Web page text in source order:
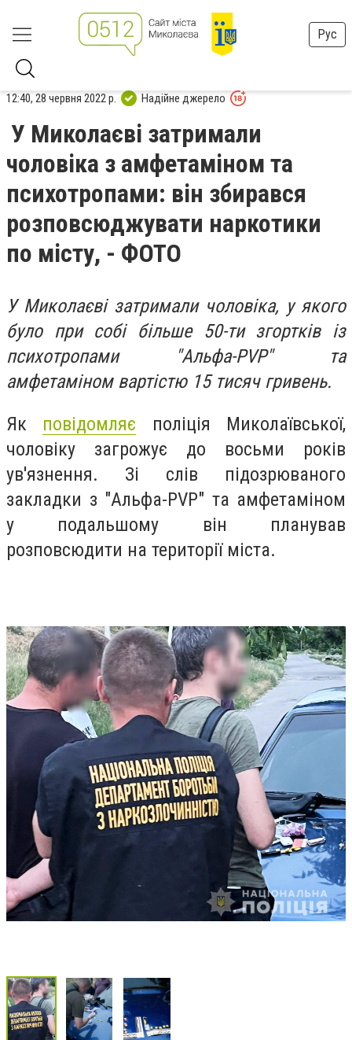
Рус
12:40, 28 червня 2022 р. Надійне джерело
У Миколаєві затримали
чоловіка з амфетаміном та
психотропами: він збирався
розповсюджувати наркотики
по місту, - ФОТО
У Миколаєві затримали чоловіка, у якого
було при собі більше 50-ти згортків із
психотропами "Альфа-PVP" та
амфетаміном вартістю 15 тисяч гривень.
Як повідомляє поліція Миколаївської,
чоловіку загрожує до восьми років
ув'язнення. Зі слів підозрюваного
закладки з "Альфа-PVP" та амфетаміном
у подальшому він планував
розповсюдити на території міста.